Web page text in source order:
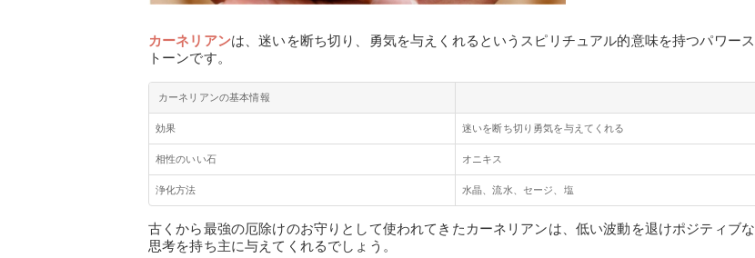
カーネリアンは、迷いを断ち切り、勇気を与えくれるというスピリチュアル的意味を持つパワース
トーンです。
カーネリアンの基本情報
効果 迷いを断ち切り勇気を与えてくれる
相性のいい石 オニキス
浄化方法 水晶、流水、セージ、塩
古くから最強の厄除けのお守りとして使われてきたカーネリアンは、低い波動を退けポジティブな
思考を持ち主に与えてくれるでしょう。